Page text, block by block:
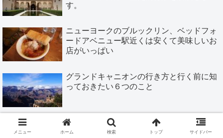
す。
ニューヨークのブルックリン、ベッドフォ
ードアベニュー駅近くは安くて美味しいお
店がいっぱい
グランドキャニオンの行き方と行く前に知
っておきたい６つのこと
ニューヨークのブルックリンチャームで世
界に一つだけのアクセサリーを作ろう！
メニュー ホーム 検索 トップ サイドバー